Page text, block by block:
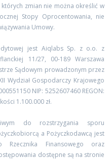
zmian nie można określić w
Stopy Oprocentowania, nie
Umowy.
jest Aiqlabs Sp. z o.o. z
11/27, 00-189 Warszawa
Sądowym prowadzonym przez
Wydział Gospodarczy Krajowego
NIP: 5252607460 REGON:
1.100.000 zł.
do rozstrzygania sporu
a Pożyczkodawcą jest
Rzecznika Finansowego oraz
dostępne są na stronie